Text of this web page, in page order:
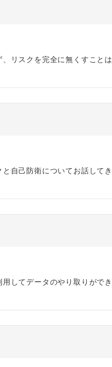
リスクを完全に無くすこと
自己防衛についてお話して
してデータのやり取りがで